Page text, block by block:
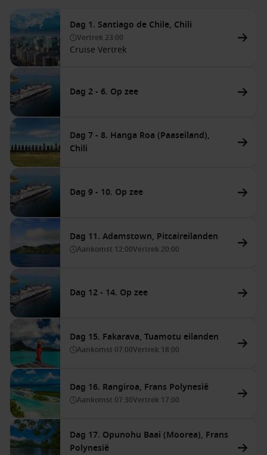
Dag 1. Santiago de Chile, Chili
Vertrek 23:00
Cruise Vertrek
Dag 2 - 6. Op zee
Dag 7 - 8. Hanga Roa (Paaseiland),
Chili
Dag 9 - 10. Op zee
Dag 11. Adamstown, Pitcaireilanden
Aankomst 12:00Vertrek 20:00
Dag 12 - 14. Op zee
Dag 15. Fakarava, Tuamotu eilanden
Aankomst 07:00Vertrek 18:00
Dag 16. Rangiroa, Frans Polynesië
Aankomst 07:30Vertrek 17:00
Dag 17. Opunohu Baai (Moorea), Frans
Polynesië